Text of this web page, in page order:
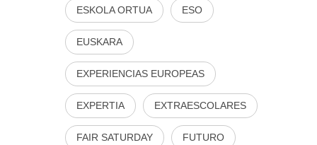
ESKOLA ORTUA ESO
EUSKARA
EXPERIENCIAS EUROPEAS
EXPERTIA EXTRAESCOLARES
FAIR SATURDAY FUTURO